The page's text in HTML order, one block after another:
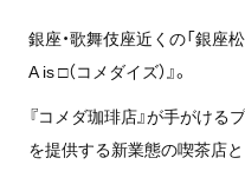
銀座・歌舞伎座近くの「銀座
A is □（コメダイズ）』。
『コメダ珈琲店』が手がける
を提供する新業態の喫茶店